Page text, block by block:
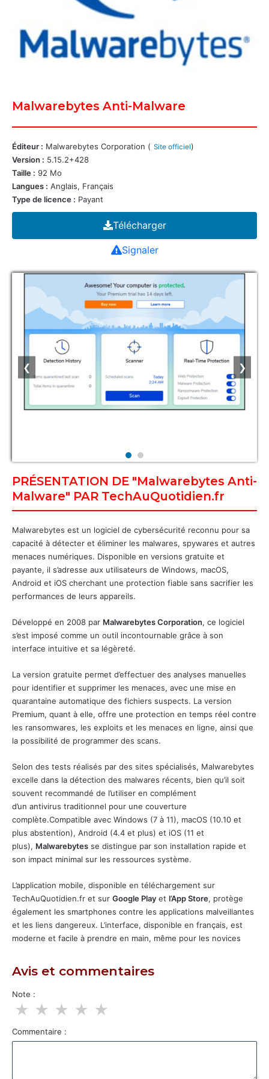
Malwarebytes Anti-Malware
Éditeur : Malwarebytes Corporation ( Site officiel)
Version : 5.15.2+428
Taille : 92 Mo
Langues : Anglais, Français
Type de licence : Payant
Télécharger
Signaler
❮ ❯
PRÉSENTATION DE "Malwarebytes Anti-
Malware" PAR TechAuQuotidien.fr
Malwarebytes est un logiciel de cybersécurité reconnu pour sa
capacité à détecter et éliminer les malwares, spywares et autres
menaces numériques. Disponible en versions gratuite et
payante, il s’adresse aux utilisateurs de Windows, macOS,
Android et iOS cherchant une protection fiable sans sacrifier les
performances de leurs appareils.
Développé en 2008 par Malwarebytes Corporation, ce logiciel
s’est imposé comme un outil incontournable grâce à son
interface intuitive et sa légèreté.
La version gratuite permet d’effectuer des analyses manuelles
pour identifier et supprimer les menaces, avec une mise en
quarantaine automatique des fichiers suspects. La version
Premium, quant à elle, offre une protection en temps réel contre
les ransomwares, les exploits et les menaces en ligne, ainsi que
la possibilité de programmer des scans.
Selon des tests réalisés par des sites spécialisés, Malwarebytes
excelle dans la détection des malwares récents, bien qu’il soit
souvent recommandé de l’utiliser en complément
d’un antivirus traditionnel pour une couverture
complète.Compatible avec Windows (7 à 11), macOS (10.10 et
plus abstention), Android (4.4 et plus) et iOS (11 et
plus), Malwarebytes se distingue par son installation rapide et
son impact minimal sur les ressources système.
L’application mobile, disponible en téléchargement sur
TechAuQuotidien.fr et sur Google Play et l’App Store, protège
également les smartphones contre les applications malveillantes
et les liens dangereux. L’interface, disponible en français, est
moderne et facile à prendre en main, même pour les novices
Avis et commentaires
Note :
★
★
★
★
★
Commentaire :